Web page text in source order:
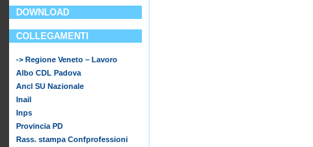
DOWNLOAD
COLLEGAMENTI
-> Regione Veneto – Lavoro
Albo CDL Padova
Ancl SU Nazionale
Inail
Inps
Provincia PD
Rass. stampa Confprofessioni